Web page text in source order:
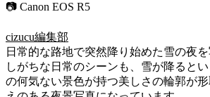
📷 Canon EOS R5
cizucu編集部
日常的な路地で突然降り始めた雪の夜
しがちな日常のシーンも、雪が降ると
の何気ない景色が持つ美しさの輪郭が